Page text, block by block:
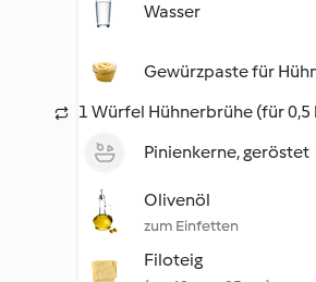
Wasser
Gewürzpaste für
1 Würfel Hühnerbrühe (für 0,5
Pinienkerne, geröstet
Olivenöl
zum Einfetten
Filoteig